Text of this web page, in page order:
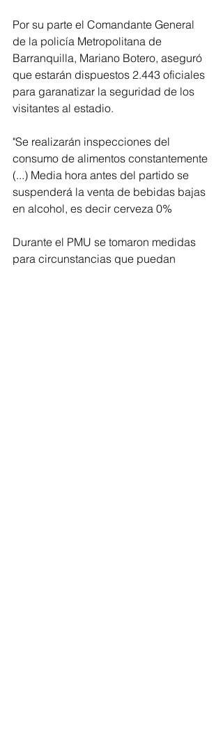
Por su parte el Comandante General
de la policía Metropolitana de
Barranquilla, Mariano Botero, aseguró
que estarán dispuestos 2.443 oficiales
para garanatizar la seguridad de los
visitantes al estadio.
"Se realizarán inspecciones del
consumo de alimentos constantemente
(...) Media hora antes del partido se
suspenderá la venta de bebidas bajas
en alcohol, es decir cerveza 0%
Durante el PMU se tomaron medidas
para circunstancias que puedan